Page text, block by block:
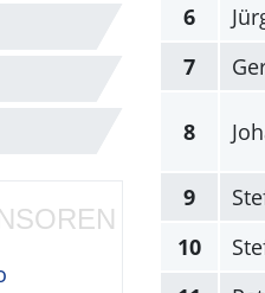
6
7
8
9
10